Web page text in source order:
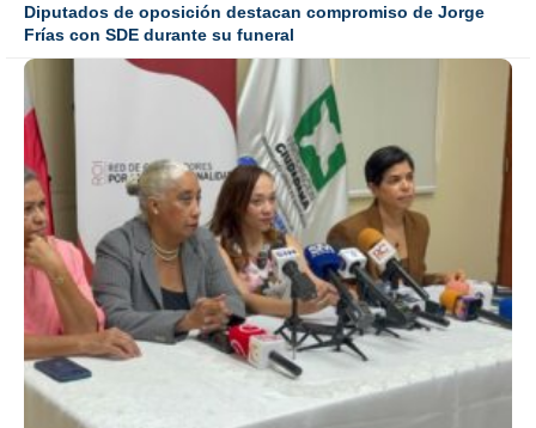
Diputados de oposición destacan compromiso de Jorge
Frías con SDE durante su funeral